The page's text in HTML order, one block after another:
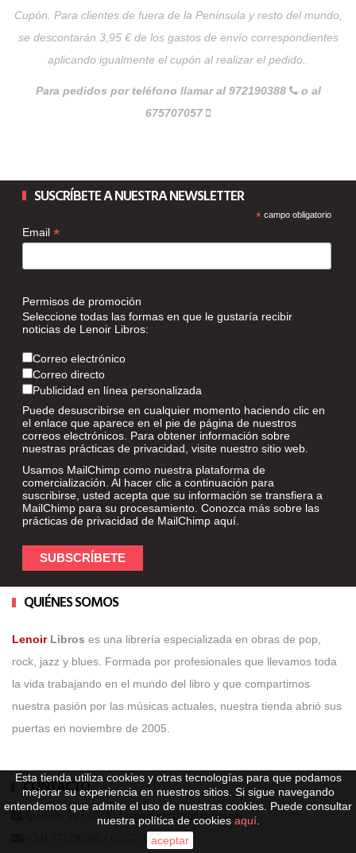
Cupón. Para clientes de fuera de la Península y resto del mundo,
se descontarán 3,95 € de los gastos de envío correspondientes
aplicando igualmente el cupón al realizar el pedido..
Para pedidos por teléfono llamar al 972190388
o al
675707057
SUSCRÍBETE A NUESTRA NEWSLETTER
*campo obligatorio
Email *
Permisos de promoción
Seleccione todas las formas en que le gustaría recibir
noticias de Lenoir Libros:
Correo electrónico
Correo directo
Publicidad en línea personalizada
Puede desuscribirse en cualquier momento haciendo clic en
el enlace que aparece en el pie de página de nuestros
correos electrónicos. Para obtener información sobre
nuestras prácticas de privacidad, visite nuestro sitio web.
Usamos MailChimp como nuestra plataforma de
comercialización. Al hacer clic a continuación para
suscribirse, usted acepta que su información se transfiera a
MailChimp para su procesamiento. Conozca más sobre las
prácticas de privacidad de MailChimp aquí.
QUIÉNES SOMOS
Lenoir Libros es una librería especializada en obras de pop,
rock, jazz y blues. Formada por profesionales que llevamos toda
la vida trabajando en el mundo del libro y que compartimos
nuestra pasión por las músicas actuales, nuestra tienda abrió sus
puertas en noviembre de 2005.
CONTACTO
Apartado 59 / 17240 Llagostera (Girona) España
675707057
Esta tienda utiliza cookies y otras tecnologías para que podamos
mejorar su experiencia en nuestros sitios. Si sigue navegando
entendemos que admite el uso de nuestras cookies. Puede consultar
nuestra política de cookies aquí.
aceptar